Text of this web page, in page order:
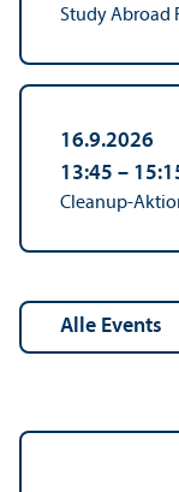
Study Abroad
16.9.2026
13:45 –
Cleanup-
alle Events